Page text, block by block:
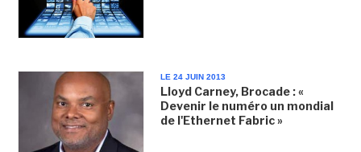
LE 24 JUIN 2013
Lloyd Carney, Brocade : «
Devenir le numéro un mondial
de l'Ethernet Fabric »